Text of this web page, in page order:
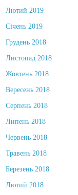
Лютий 2019
Січень 2019
Грудень 2018
Листопад 2018
Жовтень 2018
Вересень 2018
Серпень 2018
Липень 2018
Червень 2018
Травень 2018
Березень 2018
Лютий 2018